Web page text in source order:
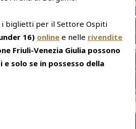
i biglietti per il Settore Ospiti
16) online e nelle rivendite
Friuli-Venezia Giulia possono
solo se in possesso della